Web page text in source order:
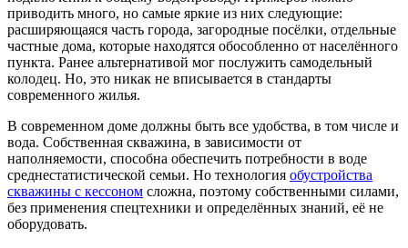
приводить много, но самые яркие из них следующие:
расширяющаяся часть города, загородные посёлки, отдельные
частные дома, которые находятся обособленно от населённого
пункта. Ранее альтернативой мог послужить самодельный
колодец. Но, это никак не вписывается в стандарты
современного жилья.
В современном доме должны быть все удобства, в том числе и
вода. Собственная скважина, в зависимости от
наполняемости, способна обеспечить потребности в воде
среднестатистической семьи. Но технология обустройства
скважины с кессоном сложна, поэтому собственными силами,
без применения спецтехники и определённых знаний, её не
оборудовать.